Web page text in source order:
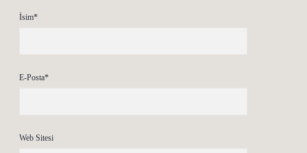
İsim*
E-Posta*
Web Sitesi